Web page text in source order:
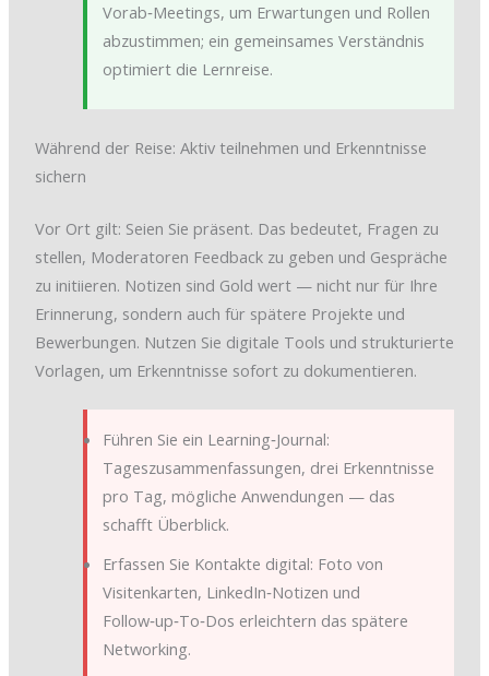
Vorab‑Meetings, um Erwartungen und Rollen
abzustimmen; ein gemeinsames Verständnis
optimiert die Lernreise.
Während der Reise: Aktiv teilnehmen und Erkenntnisse
sichern
Vor Ort gilt: Seien Sie präsent. Das bedeutet, Fragen zu
stellen, Moderatoren Feedback zu geben und Gespräche
zu initiieren. Notizen sind Gold wert — nicht nur für Ihre
Erinnerung, sondern auch für spätere Projekte und
Bewerbungen. Nutzen Sie digitale Tools und strukturierte
Vorlagen, um Erkenntnisse sofort zu dokumentieren.
Führen Sie ein Learning‑Journal:
Tageszusammenfassungen, drei Erkenntnisse
pro Tag, mögliche Anwendungen — das
schafft Überblick.
Erfassen Sie Kontakte digital: Foto von
Visitenkarten, LinkedIn‑Notizen und
Follow‑up‑To‑Dos erleichtern das spätere
Networking.